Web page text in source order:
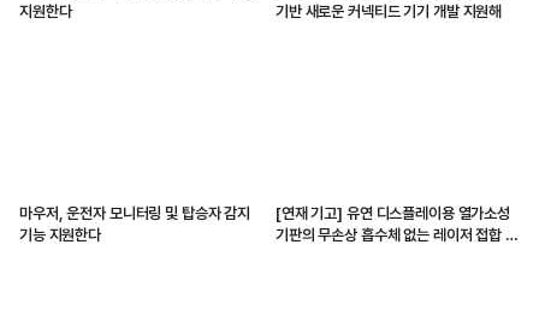
지원한다
기반 새로운 커넥티드 기기 개발 지원해
마우저, 운전자 모니터링 및 탑승자 감지
기능 지원한다
[연재 기고] 유연 디스플레이용 열가소성
기판의 무손상 흡수체 없는 레이저 접합 기